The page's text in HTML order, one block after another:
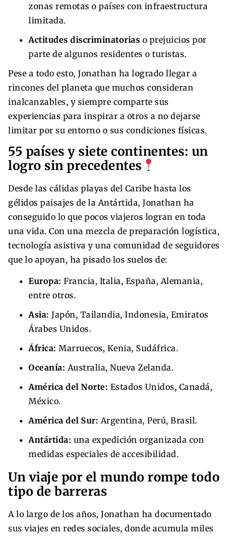
zonas remotas o países con infraestructura
limitada.
Actitudes discriminatorias o prejuicios por
parte de algunos residentes o turistas.
Pese a todo esto, Jonathan ha logrado llegar a
rincones del planeta que muchos consideran
inalcanzables, y siempre comparte sus
experiencias para inspirar a otros a no dejarse
limitar por su entorno o sus condiciones físicas.
55 países y siete continentes: un
logro sin precedentes
Desde las cálidas playas del Caribe hasta los
gélidos paisajes de la Antártida, Jonathan ha
conseguido lo que pocos viajeros logran en toda
una vida. Con una mezcla de preparación logística,
tecnología asistiva y una comunidad de seguidores
que lo apoyan, ha pisado los suelos de:
Europa: Francia, Italia, España, Alemania,
entre otros.
Asia: Japón, Tailandia, Indonesia, Emiratos
Árabes Unidos.
África: Marruecos, Kenia, Sudáfrica.
Oceanía: Australia, Nueva Zelanda.
América del Norte: Estados Unidos, Canadá,
México.
América del Sur: Argentina, Perú, Brasil.
Antártida: una expedición organizada con
medidas especiales de accesibilidad.
Un viaje por el mundo rompe todo
tipo de barreras
A lo largo de los años, Jonathan ha documentado
sus viajes en redes sociales, donde acumula miles